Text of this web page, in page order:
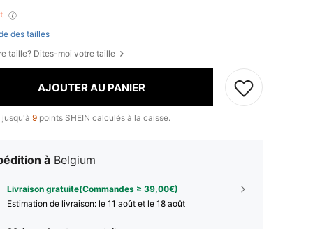
des tailles
taille? Dites-moi votre taille
AJOUTER AU PANIER
jusqu'à 9 points SHEIN calculés à la caisse.
à Belgium
Livraison gratuite(Commandes ≥ 39,00€)
Estimation de livraison: le 11 août et le 18 août